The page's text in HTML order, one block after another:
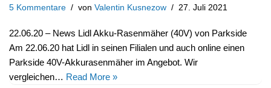
5 Kommentare von Valentin Kusnezow 27. Juli 2021
22.06.20 – News Lidl Akku-Rasenmäher (40V) von Parkside
Am 22.06.20 hat Lidl in seinen Filialen und auch online einen
Parkside 40V-Akkurasenmäher im Angebot. Wir
vergleichen… Read More »